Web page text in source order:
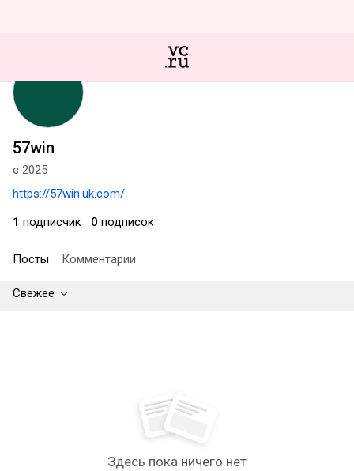
57win
с 2025
https://57win.uk.com/
1 подписчик 0 подписок
Посты Комментарии
Свежее
Здесь пока ничего нет